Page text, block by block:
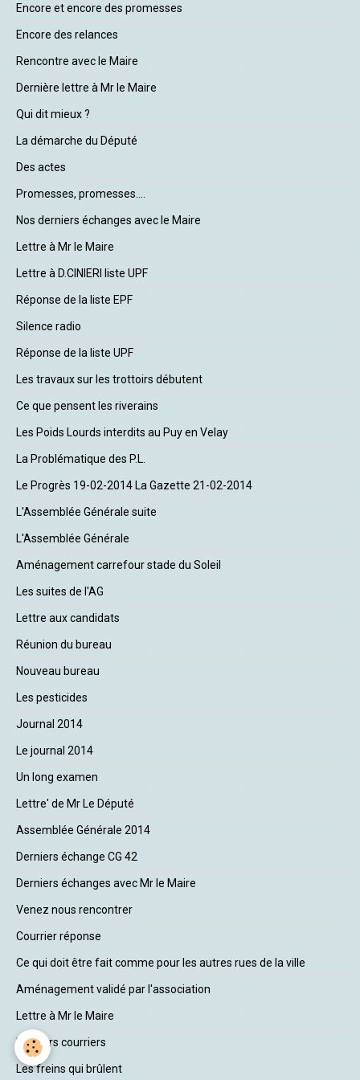
Encore et encore des promesses
Encore des relances
Rencontre avec le Maire
Dernière lettre à Mr le Maire
Qui dit mieux ?
La démarche du Député
Des actes
Promesses, promesses....
Nos derniers échanges avec le Maire
Lettre à Mr le Maire
Lettre à D.CINIERI liste UPF
Réponse de la liste EPF
Silence radio
Réponse de la liste UPF
Les travaux sur les trottoirs débutent
Ce que pensent les riverains
Les Poids Lourds interdits au Puy en Velay
La Problématique des P.L.
Le Progrès 19-02-2014 La Gazette 21-02-2014
L'Assemblée Générale suite
L'Assemblée Générale
Aménagement carrefour stade du Soleil
Les suites de l'AG
Lettre aux candidats
Réunion du bureau
Nouveau bureau
Les pesticides
Journal 2014
Le journal 2014
Un long examen
Lettre' de Mr Le Député
Assemblée Générale 2014
Derniers échange CG 42
Derniers échanges avec Mr le Maire
Venez nous rencontrer
Courrier réponse
Ce qui doit être fait comme pour les autres rues de la ville
Aménagement validé par l'association
Lettre à Mr le Maire
Derniers courriers
Les freins qui brûlent